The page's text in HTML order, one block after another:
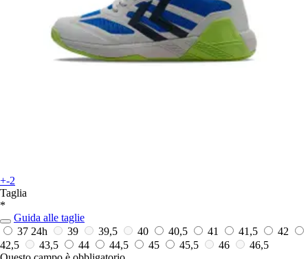
+-2
Taglia
*
Guida alle taglie
37 24h 39 39,5 40 40,5 41 41,5
42
42,5
43,5 44 44,5 45 45,5 46
46,5